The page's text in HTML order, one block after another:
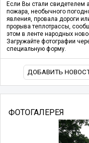
Если Вы стали свидетелем
пожара, необычного
явления, провала дороги
прорыва теплотрассы,
этом в ленте народных
Загружайте фотографии
специальную форму.
ДОБАВИТЬ
ФОТОГАЛЕРЕЯ